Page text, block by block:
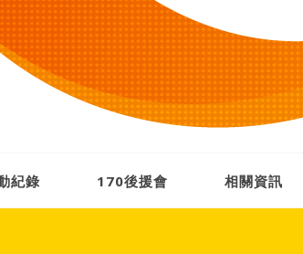
紀錄 170後援會 相關資訊